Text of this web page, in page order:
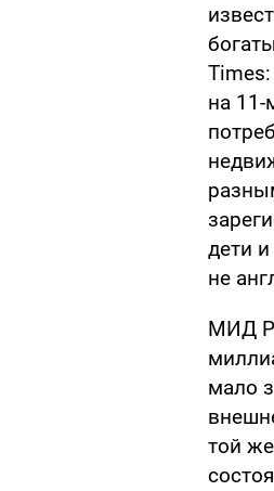
на
дети
не
МИД
мало
той